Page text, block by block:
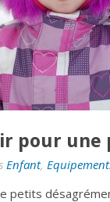
pour
Enfant,
petits